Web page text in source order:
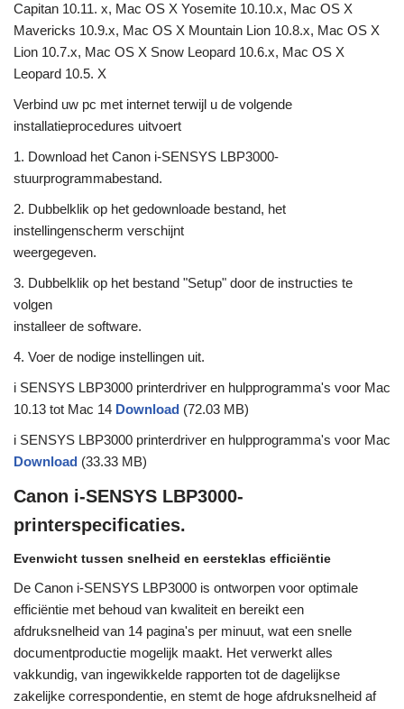
Capitan 10.11. x, Mac OS X Yosemite 10.10.x, Mac OS X
Mavericks 10.9.x, Mac OS X Mountain Lion 10.8.x, Mac OS X
Lion 10.7.x, Mac OS X Snow Leopard 10.6.x, Mac OS X
Leopard 10.5. X
Verbind uw pc met internet terwijl u de volgende
installatieprocedures uitvoert
1. Download het Canon i-SENSYS LBP3000-
stuurprogrammabestand.
2. Dubbelklik op het gedownloade bestand, het
instellingenscherm verschijnt
weergegeven.
3. Dubbelklik op het bestand "Setup" door de instructies te
volgen
installeer de software.
4. Voer de nodige instellingen uit.
i SENSYS LBP3000 printerdriver en hulpprogramma's voor Mac
10.13 tot Mac 14 Download (72.03 MB)
i SENSYS LBP3000 printerdriver en hulpprogramma's voor Mac
Download (33.33 MB)
Canon i-SENSYS LBP3000-
printerspecificaties.
Evenwicht tussen snelheid en eersteklas efficiëntie
De Canon i-SENSYS LBP3000 is ontworpen voor optimale
efficiëntie met behoud van kwaliteit en bereikt een
afdruksnelheid van 14 pagina's per minuut, wat een snelle
documentproductie mogelijk maakt. Het verwerkt alles
vakkundig, van ingewikkelde rapporten tot de dagelijkse
zakelijke correspondentie, en stemt de hoge afdruksnelheid af